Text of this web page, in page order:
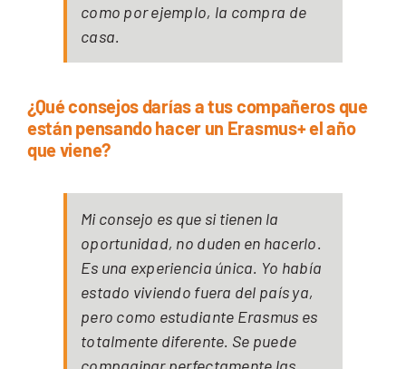
como por ejemplo, la compra de
casa.
¿Qué consejos darías a tus compañeros que
están pensando hacer un Erasmus+ el año
que viene?
Mi consejo es que si tienen la
oportunidad, no duden en hacerlo.
Es una experiencia única. Yo había
estado viviendo fuera del país ya,
pero como estudiante Erasmus es
totalmente diferente. Se puede